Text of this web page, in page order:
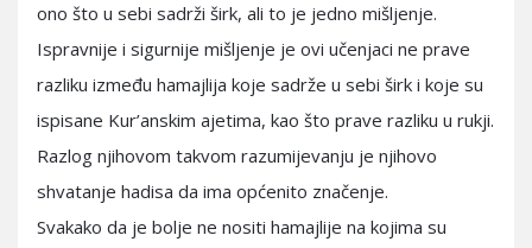
ono što u sebi sadrži širk, ali to je jedno mišljenje.
Ispravnije i sigurnije mišljenje je ovi učenjaci ne prave
razliku između hamajlija koje sadrže u sebi širk i koje su
ispisane Kur’anskim ajetima, kao što prave razliku u rukji.
Razlog njihovom takvom razumijevanju je njihovo
shvatanje hadisa da ima općenito značenje.
Svakako da je bolje ne nositi hamajlije na kojima su